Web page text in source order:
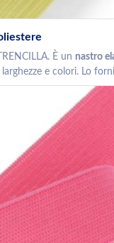
È un nastro
e colori. Lo